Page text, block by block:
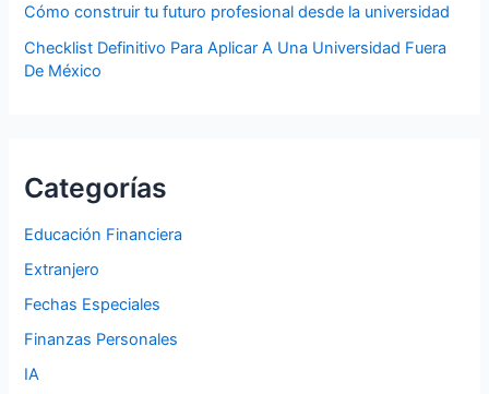
Cómo construir tu futuro profesional desde la universidad
Checklist Definitivo Para Aplicar A Una Universidad Fuera
De México
Categorías
Educación Financiera
Extranjero
Fechas Especiales
Finanzas Personales
IA